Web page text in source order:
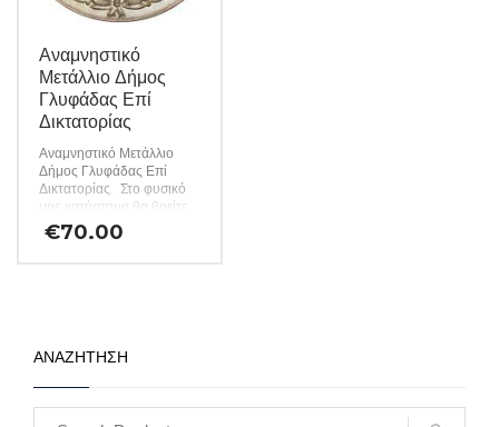
Αναμνηστικό
Μετάλλιο Δήμος
Γλυφάδας Επί
Δικτατορίας
Αναμνηστικό Μετάλλιο
Δήμος Γλυφάδας Επί
Δικτατορίας. Στο φυσικό
μας κατάστημα θα βρείτε
μεγάλη ποικιλία ελληνικών
και ξένων νομισμάτων και
€70.00
ΑΝΑΖΗΤΗΣΗ